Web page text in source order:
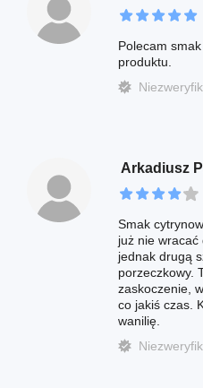
Polecam
produktu.
Arkadiusz
Smak
już nie wracać
jednak drugą
porzeczkowy.
zaskoczenie,
co jakiś czas.
wanilię.